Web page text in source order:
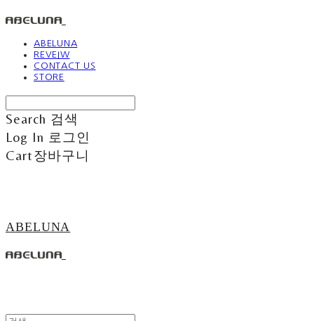
ABELUNA
REVEIW
CONTACT US
STORE
Search 검색
Log In 로그인
Cart장바구니
ABELUNA